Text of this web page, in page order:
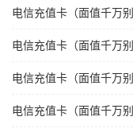
电信充值卡（面值千万
电信充值卡（面值千万
电信充值卡（面值千万
电信充值卡（面值千万